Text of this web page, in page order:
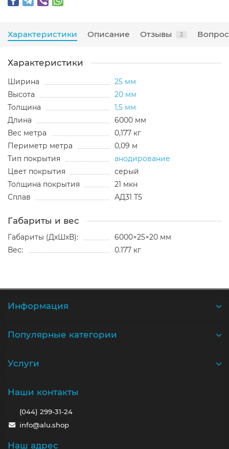
Характеристики Описание Отзывы 2
Характеристики
Ширина
25 мм
Высота
20 мм
Толщина
1,5 мм
Длина
6000 мм
Вес метра
0,177 кг
Периметр метра
0,09 м
Тип покрытия
анодирование
Цвет покрытия
серый
Толщина покрытия
21 мкн
Сплав
АД31 Т5
Габариты и вес
Габариты (ДхШхВ):
6000×25×20 мм
Вес:
0.177 кг
Информация
Популярные категории
Услуги
Наши контакты
(044) 299-31-24
info@alu.shop
Наш адрес